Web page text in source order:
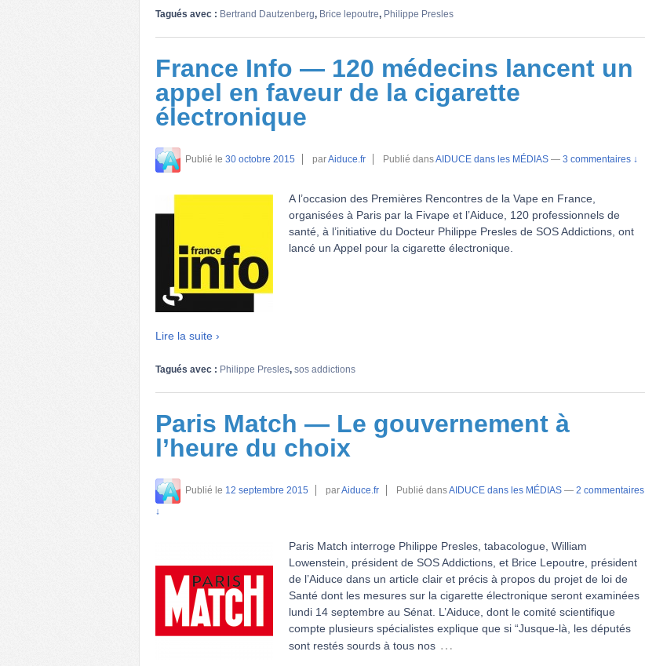
Tagués avec : Bertrand Dautzenberg, Brice lepoutre, Philippe Presles
France Info — 120 médecins lancent un
appel en faveur de la cigarette
électronique
Publié le 30 octobre 2015 parAiduce.fr Publié dansAIDUCE dans les MÉDIAS — 3 commentaires ↓
A l’occasion des Premières Rencontres de la Vape en France,
organisées à Paris par la Fivape et l’Aiduce, 120 professionnels de
santé, à l’initiative du Docteur Philippe Presles de SOS Addictions, ont
lancé un Appel pour la cigarette électronique.
Lire la suite ›
Tagués avec : Philippe Presles, sos addictions
Paris Match — Le gouvernement à
l’heure du choix
Publié le 12 septembre 2015 parAiduce.fr Publié dansAIDUCE dans les MÉDIAS — 2 commentaires
↓
Paris Match interroge Philippe Presles, tabacologue, William
Lowenstein, président de SOS Addictions, et Brice Lepoutre, président
de l’Aiduce dans un article clair et précis à propos du projet de loi de
Santé dont les mesures sur la cigarette électronique seront examinées
lundi 14 septembre au Sénat. L’Aiduce, dont le comité scientifique
compte plusieurs spécialistes explique que si “Jusque-là, les députés
sont restés sourds à tous nos …